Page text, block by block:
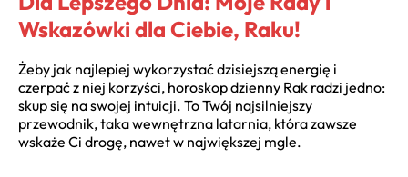
Wskazówki dla Ciebie, Raku!
Żeby jak najlepiej wykorzystać dzisiejszą energię i
czerpać z niej korzyści, horoskop dzienny Rak radzi jedno:
skup się na swojej intuicji. To Twój najsilniejszy
przewodnik, taka wewnętrzna latarnia, która zawsze
wskaże Ci drogę, nawet w największej mgle.